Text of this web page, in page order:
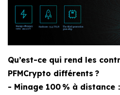
Qu’est-ce qui rend les
PFMCrypto différents ?
- Minage 100 % à distance：